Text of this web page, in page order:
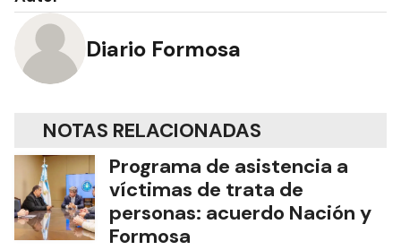
Diario Formosa
NOTAS RELACIONADAS
Programa de asistencia a
víctimas de trata de
personas: acuerdo Nación y
Formosa